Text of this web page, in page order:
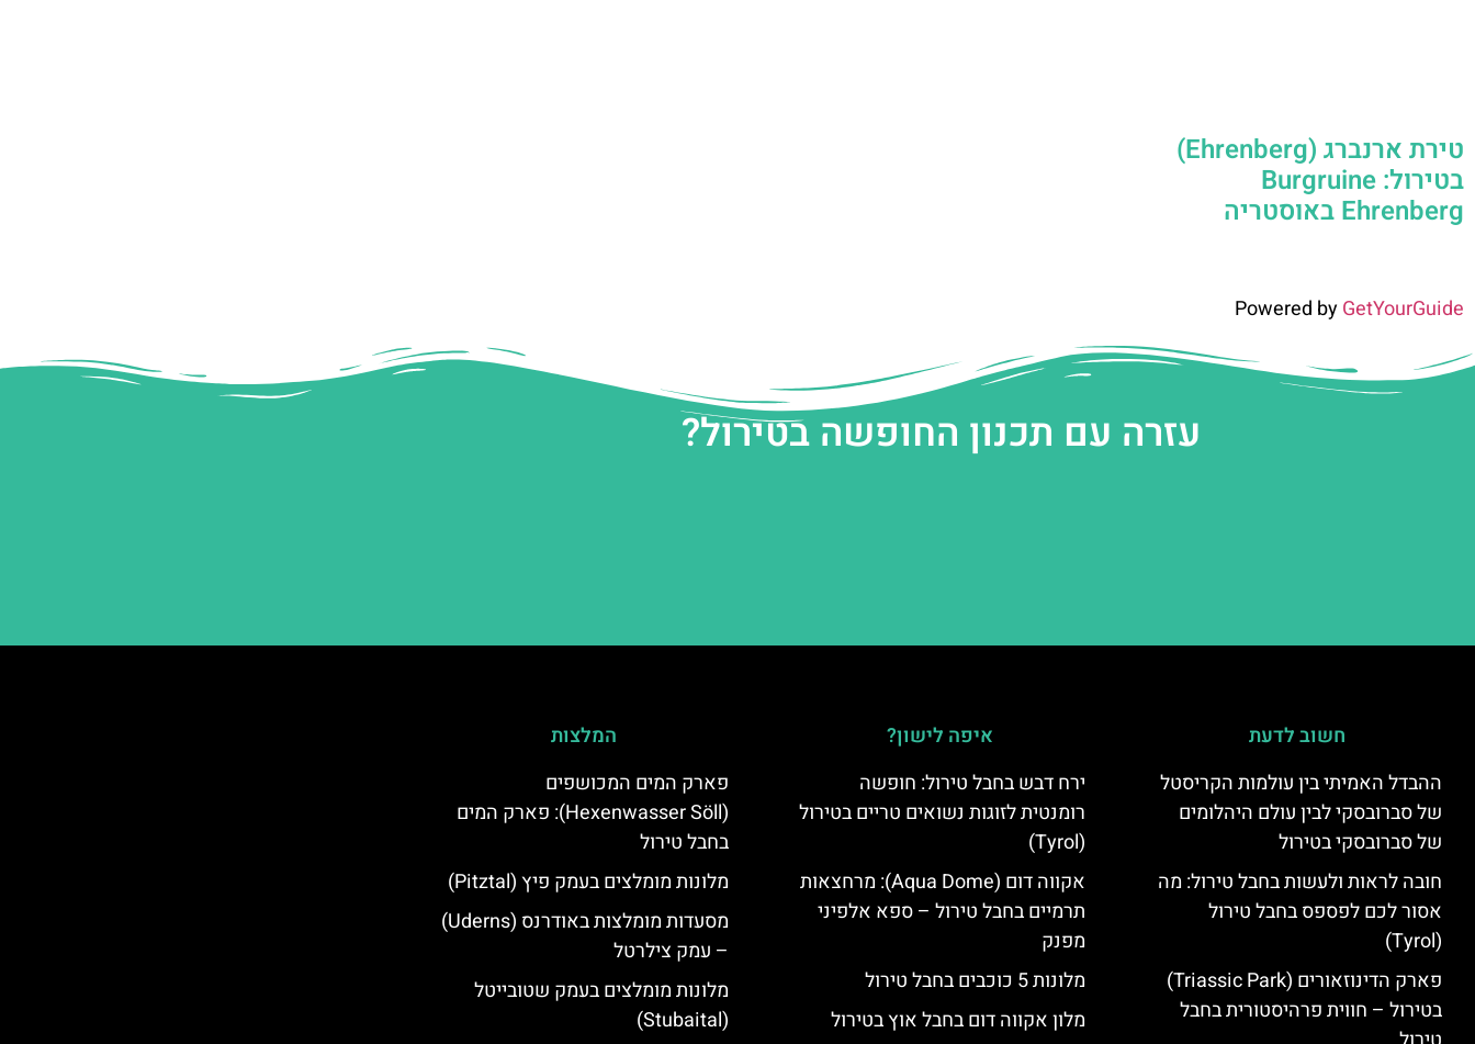
טירת ארנברג (Ehrenberg)
בטירול: Burgruine
Ehrenberg באוסטריה
Powered byGetYourGuide
עזרה עם תכנון החופשה בטירול?
חשוב לדעת
ההבדל האמיתי בין עולמות הקריסטל
של סברובסקי לבין עולם היהלומים
של סברובסקי בטירול
חובה לראות ולעשות בחבל טירול: מה
אסור לכם לפספס בחבל טירול
(Tyrol)
פארק הדינוזאורים (Triassic Park)
בטירול – חווית פרהיסטורית בחבל
איפה לישון?
ירח דבש בחבל טירול: חופשה
רומנטית לזוגות נשואים טריים בטירול
(Tyrol)
אקווה דום (Aqua Dome): מרחצאות
תרמיים בחבל טירול – ספא אלפיני
מפנק
מלונות 5 כוכבים בחבל טירול
מלון אקווה דום בחבל אוץ בטירול
המלצות
פארק המים המכושפים
(Hexenwasser Söll): פארק המים
בחבל טירול
מלונות מומלצים בעמק פיץ (Pitztal)
מסעדות מומלצות באודרנס (Uderns)
– עמק צילרטל
מלונות מומלצים בעמק שטובייטל
(Stubaital)